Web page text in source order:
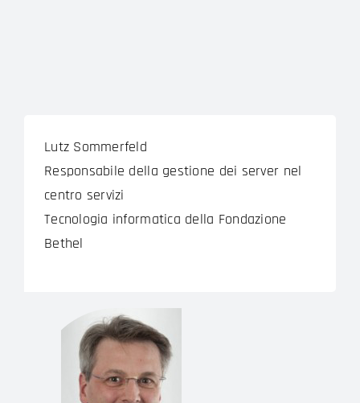
Lutz Sommerfeld
Responsabile della gestione dei server nel
centro servizi
Tecnologia informatica della Fondazione
Bethel